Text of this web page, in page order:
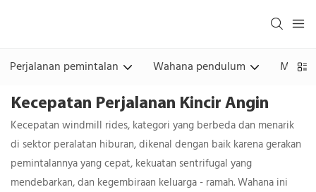
Perjalanan pemintalan Wahana pendulum
Kecepatan Perjalanan Kincir Angin
Kecepatan windmill rides, kategori yang berbeda dan menarik
di sektor peralatan hiburan, dikenal dengan baik karena gerakan
pemintalannya yang cepat, kekuatan sentrifugal yang
mendebarkan, dan kegembiraan keluarga - ramah. Wahana ini